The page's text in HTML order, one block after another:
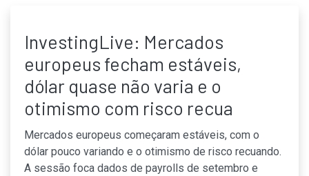
InvestingLive: Mercados
europeus fecham estáveis,
dólar quase não varia e o
otimismo com risco recua
Mercados europeus começaram estáveis, com o
dólar pouco variando e o otimismo de risco recuando.
A sessão foca dados de payrolls de setembro e